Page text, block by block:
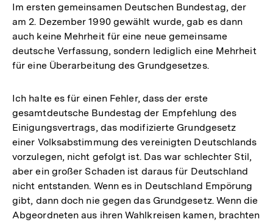
Im ersten gemeinsamen Deutschen Bundestag, der
am 2. Dezember 1990 gewählt wurde, gab es dann
auch keine Mehrheit für eine neue gemeinsame
deutsche Verfassung, sondern lediglich eine Mehrheit
für eine Überarbeitung des Grundgesetzes.
Ich halte es für einen Fehler, dass der erste
gesamtdeutsche Bundestag der Empfehlung des
Einigungsvertrags, das modifizierte Grundgesetz
einer Volksabstimmung des vereinigten Deutschlands
vorzulegen, nicht gefolgt ist. Das war schlechter Stil,
aber ein großer Schaden ist daraus für Deutschland
nicht entstanden. Wenn es in Deutschland Empörung
gibt, dann doch nie gegen das Grundgesetz. Wenn die
Abgeordneten aus ihren Wahlkreisen kamen, brachten